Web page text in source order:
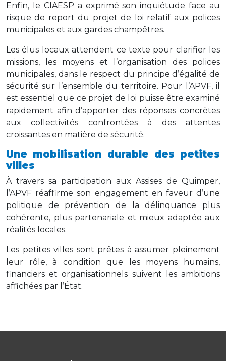
Enfin, le CIAESP a exprimé son inquiétude face au
risque de report du projet de loi relatif aux polices
municipales et aux gardes champêtres.
Les élus locaux attendent ce texte pour clarifier les
missions, les moyens et l’organisation des polices
municipales, dans le respect du principe d’égalité de
sécurité sur l’ensemble du territoire. Pour l’APVF, il
est essentiel que ce projet de loi puisse être examiné
rapidement afin d’apporter des réponses concrètes
aux collectivités confrontées à des attentes
croissantes en matière de sécurité.
Une mobilisation durable des petites
villes
À travers sa participation aux Assises de Quimper,
l’APVF réaffirme son engagement en faveur d’une
politique de prévention de la délinquance plus
cohérente, plus partenariale et mieux adaptée aux
réalités locales.
Les petites villes sont prêtes à assumer pleinement
leur rôle, à condition que les moyens humains,
financiers et organisationnels suivent les ambitions
affichées par l’État.